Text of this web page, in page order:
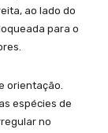
ao lado do
para o
orientação.
espécies de
no